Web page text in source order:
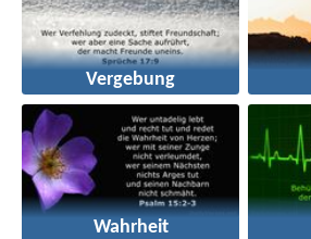
Vergebung
Wahrheit